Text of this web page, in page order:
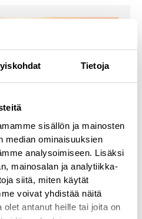
Tietoja
sisällön ja mainosten
median ominaisuuksien
analysoimiseen. Lisäksi
mainosalan ja analytiikka-
siitä, miten käytät
voivat yhdistää näitä
antanut heille tai joita on
– myös